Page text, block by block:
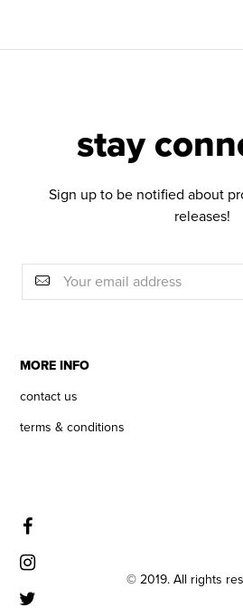
stay
Sign up to be notified about
releases!
MORE INFO
contact us
terms & conditions
© 2019. All rights